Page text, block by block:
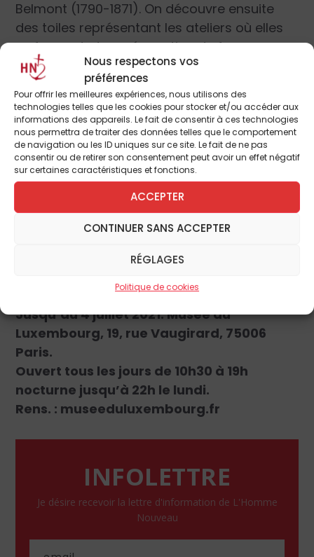
Nous respectons vos
préférences
Pour offrir les meilleures expériences, nous utilisons des
technologies telles que les cookies pour stocker et/ou accéder aux
informations des appareils. Le fait de consentir à ces technologies
nous permettra de traiter des données telles que le comportement
de navigation ou les ID uniques sur ce site. Le fait de ne pas
consentir ou de retirer son consentement peut avoir un effet négatif
sur certaines caractéristiques et fonctions.
ACCEPTER
CONTINUER SANS ACCEPTER
RÉGLAGES
Politique de cookies
Belmont (1790-1871). On découvre ensuite
des toiles représentant les ateliers où elles
se forment et une évocation du fameux
Salon qui permet aux artistes d’être
reconnus (elles sont peu nombreuses parmi
tous ces hommes mais quand même
présentes). La dernière section montre des
autoportraits (Constance Mayer, v. 1801)
affirmant leur vocation d’artistes.
Des peintures de belles qualités plastiques
dans le style de leur époque avec une
mention spéciale pour le charmant
Attrapeur de mouche (1808) d’Isabelle
Jusqu’au 4 juillet 2021. Musée du
Luxembourg, 19, rue Vaugirard, 75006
Paris.
Ouvert tous les jours de 10h30 à 19h
nocturne jusqu’à 22h le lundi.
Rens. : museeduluxembourg.fr
INFOLETTRE
Je désire recevoir la lettre d'information de L'Homme
Nouveau